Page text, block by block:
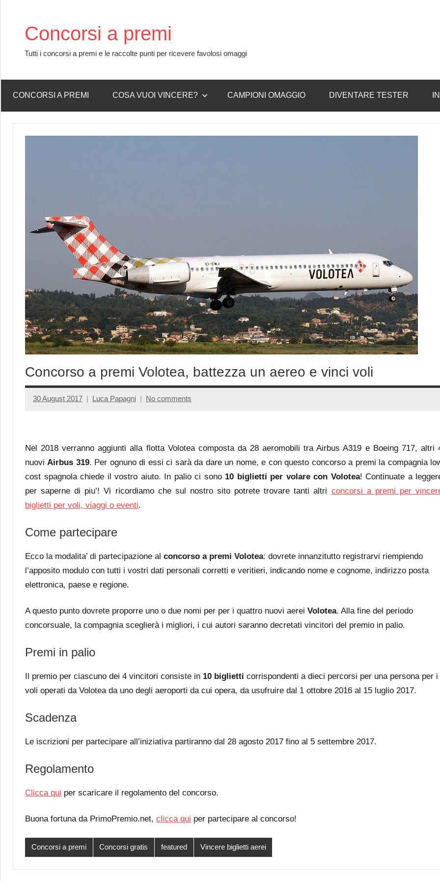
contentConcorsi a premi
Tutti i concorsi a premi e le raccolte punti per ricevere favolosi omaggi
CONCORSI A PREMI COSA VUOI VINCERE? CAMPIONI OMAGGIO DIVENTARE TESTER
Concorso a premi Volotea, battezza un aereo e vinci voli
30 August 2017 Luca Papagni No comments
Nel 2018 verranno aggiunti alla flotta Volotea composta da 28 aeromobili tra Airbus A319 e Boeing 717, altri
nuoviAirbus 319. Per ognuno di essi ci sarà da dare un nome, e con questo concorso a premi la compagnia
cost spagnola chiede il vostro aiuto. In palio ci sono 10 biglietti per volare con Volotea! Continuate a
per saperne di piu’! Vi ricordiamo che sul nostro sito potrete trovare tanti altri concorsi a premi per
biglietti per voli, viaggi o eventi.
Come partecipare
Ecco la modalita’ di partecipazione al concorso a premi Volotea: dovrete innanzitutto registrarvi riempiendo
l’apposito modulo con tutti i vostri dati personali corretti e veritieri, indicando nome e cognome, indirizzo posta
elettronica, paese e regione.
A questo punto dovrete proporre uno o due nomi per per i quattro nuovi aerei Volotea. Alla fine del periodo
concorsuale, la compagnia sceglierà i migliori, i cui autori saranno decretati vincitori del premio in palio.
Premi in palio
Il premio per ciascuno dei 4 vincitori consiste in 10 biglietti corrispondenti a dieci percorsi per una persona per i
voli operati da Volotea da uno degli aeroporti da cui opera, da usufruire dal 1 ottobre 2016 al 15 luglio 2017.
Scadenza
Le iscrizioni per partecipare all’iniziativa partiranno dal 28 agosto 2017 fino al 5 settembre 2017.
Regolamento
Clicca qui per scaricare il regolamento del concorso.
Buona fortuna da PrimoPremio.net, clicca qui per partecipare al concorso!
Concorsi a premi Concorsi gratis featured Vincere biglietti aerei